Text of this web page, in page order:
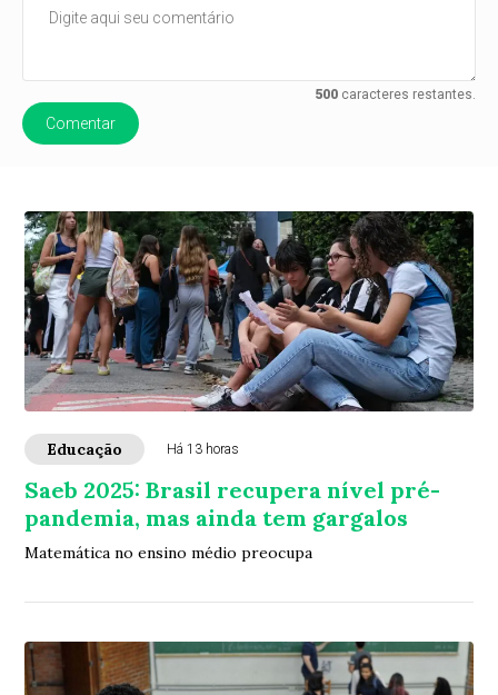
500caracteres restantes.
Comentar
Educação Há 13 horas
Saeb 2025: Brasil recupera nível pré-
pandemia, mas ainda tem gargalos
Matemática no ensino médio preocupa